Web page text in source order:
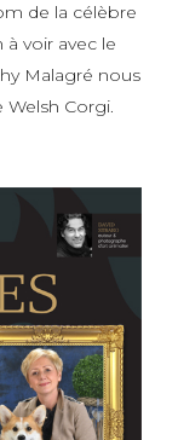
de la célèbre
à voir avec le
Malagré nous
Welsh Corgi.